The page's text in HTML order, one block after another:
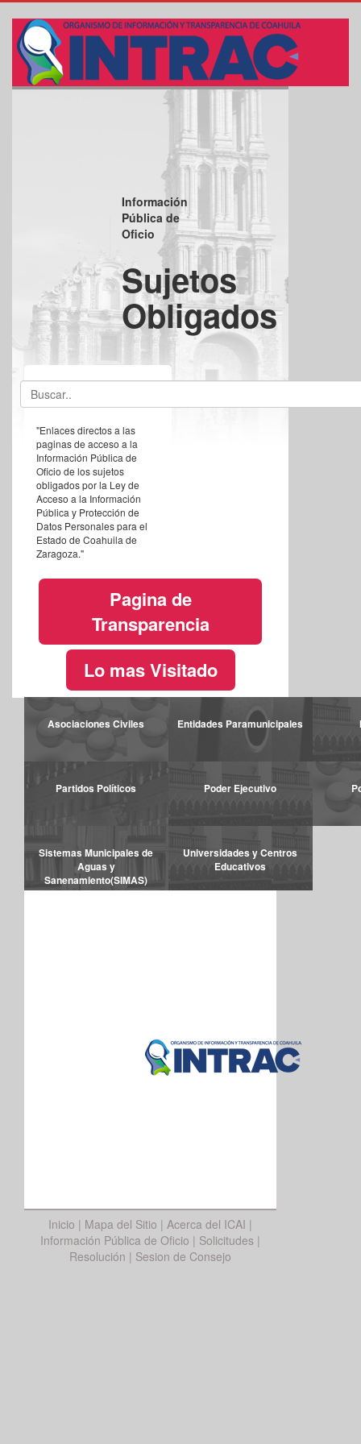
ACERCA DEL ICAI
SOLICITUDES
SESIONES DEL CONSEJO
Información
Pública de
Oficio
Sujetos
Obligados
"Enlaces directos a las
paginas de acceso a la
Información Pública de
Oficio de los sujetos
obligados por la Ley de
Acceso a la Información
Pública y Protección de
Datos Personales para el
Estado de Coahuila de
Zaragoza."
Pagina de
Transparencia
Lo mas Visitado
Asociaciones Civiles Entidades Paramunicipales
Partidos Políticos Poder Ejecutivo
Sistemas Municipales de
Aguas y
Sanenamiento(SIMAS)
Universidades y Centros
Educativos
Inicio | Mapa del Sitio |Acerca del ICAI |
Información Pública de Oficio | Solicitudes |
Resolución | Sesion de Consejo